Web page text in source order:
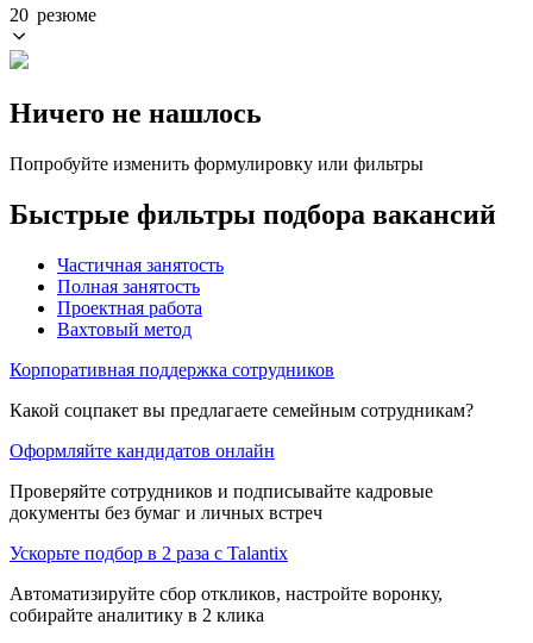
20 резюме
Ничего не нашлось
Попробуйте изменить формулировку или фильтры
Быстрые фильтры подбора вакансий
Частичная занятость
Полная занятость
Проектная работа
Вахтовый метод
Корпоративная поддержка сотрудников
Какой соцпакет вы предлагаете семейным сотрудникам?
Оформляйте кандидатов онлайн
Проверяйте сотрудников и подписывайте кадровые
документы без бумаг и личных встреч
Ускорьте подбор в 2 раза с Talantix
Автоматизируйте сбор откликов, настройте воронку,
собирайте аналитику в 2 клика